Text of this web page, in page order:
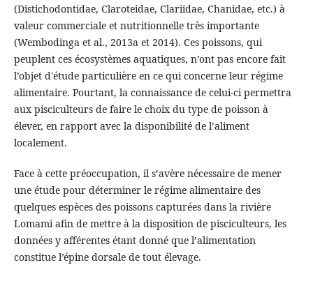
(Distichodontidae, Claroteidae, Clariidae, Chanidae, etc.) à
valeur commerciale et nutritionnelle très importante
(Wembodinga et al., 2013a et 2014). Ces poissons, qui
peuplent ces écosystèmes aquatiques, n’ont pas encore fait
l’objet d'étude particulière en ce qui concerne leur régime
alimentaire. Pourtant, la connaissance de celui-ci permettra
aux pisciculteurs de faire le choix du type de poisson à
élever, en rapport avec la disponibilité de l’aliment
localement.
Face à cette préoccupation, il s’avère nécessaire de mener
une étude pour déterminer le régime alimentaire des
quelques espèces des poissons capturées dans la rivière
Lomami afin de mettre à la disposition de pisciculteurs, les
données y afférentes étant donné que l’alimentation
constitue l’épine dorsale de tout élevage.